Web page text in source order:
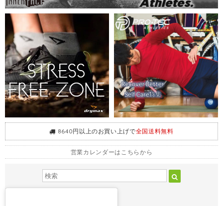
8640円以上のお買い上げで全国送料無料
営業カレンダーはこちらから